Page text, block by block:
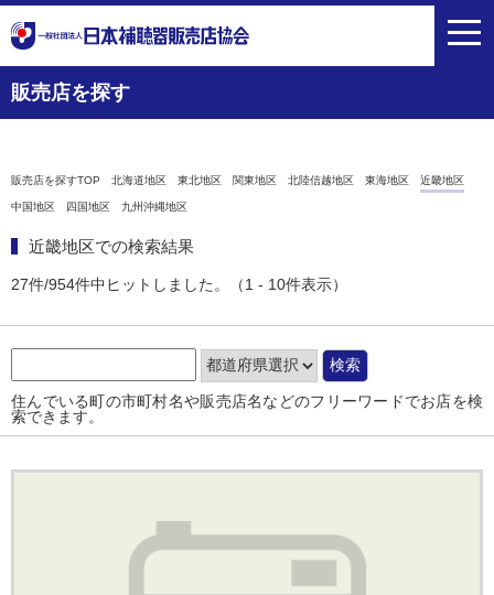
toggle
販売店を探す
販売店を探すTOP 北海道地区 東北地区 関東地区 北陸信越地区 東海地区 近畿地区
中国地区 四国地区 九州沖縄地区
近畿地区での検索結果
27件/954件中ヒットしました。（1 - 10件表示）
住んでいる町の市町村名や販売店名などのフリーワードでお店を検
索できます。